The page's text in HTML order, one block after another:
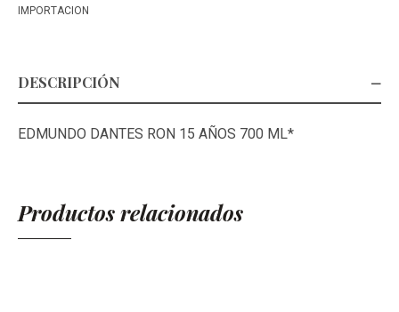
700
IMPORTACION
DESCRIPCIÓN
EDMUNDO DANTES RON 15 AÑOS 700 ML*
Productos relacionados